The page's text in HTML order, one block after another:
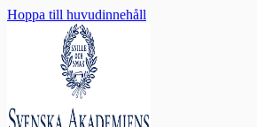
Hoppa till huvudinnehåll